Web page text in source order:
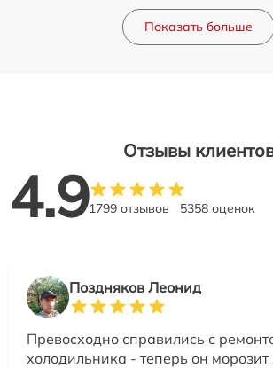
Показать больше
Отзывы
4.91799 отзывов 5358 оценок
Поздняков Леонид
Превосходно справились с
холодильника - теперь он морозит